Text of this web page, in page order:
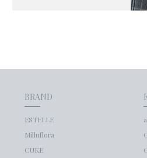
BRAND
ESTELLE
Milluflora
CUKE